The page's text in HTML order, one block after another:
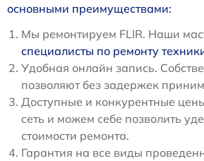
основными преимуществами:
Мы ремонтируем FLIR. Наши
специалисты по ремонту
Удобная онлайн запись.
позволяют без задержек
Доступные и конкурентные
сеть и можем себе позволить
стоимости ремонта.
Гарантия на все виды